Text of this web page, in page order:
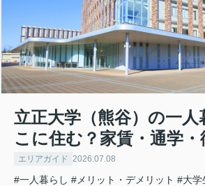
立正大学（熊谷）の一
こに住む？家賃・通学
エリアガイド 2026.07.08
#一人暮らし #メリット・デメリット #大学